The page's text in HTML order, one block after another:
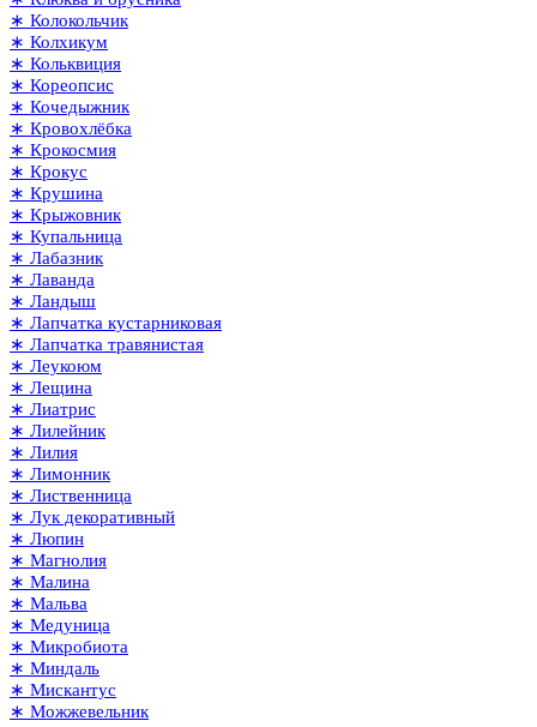
∗ Колокольчик
∗ Колхикум
∗ Кольквиция
∗ Кореопсис
∗ Кочедыжник
∗ Кровохлёбка
∗ Крокосмия
∗ Крокус
∗ Крушина
∗ Крыжовник
∗ Купальница
∗ Лабазник
∗ Лаванда
∗ Ландыш
∗ Лапчатка кустарниковая
∗ Лапчатка травянистая
∗ Леукоюм
∗ Лещина
∗ Лиатрис
∗ Лилейник
∗ Лилия
∗ Лимонник
∗ Лиственница
∗ Лук декоративный
∗ Люпин
∗ Магнолия
∗ Малина
∗ Мальва
∗ Медуница
∗ Микробиота
∗ Миндаль
∗ Мискантус
∗ Можжевельник